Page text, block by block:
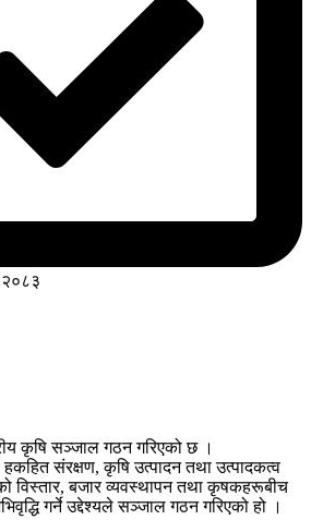
२०८३
कृषि सञ्जाल गठन गरिएको छ ।
संरक्षण, कृषि उत्पादन तथा उत्पादकत्व
विस्तार, बजार व्यवस्थापन तथा कृषकहरूबीच
गर्ने उद्देश्यले सञ्जाल गठन गरिएको हो ।